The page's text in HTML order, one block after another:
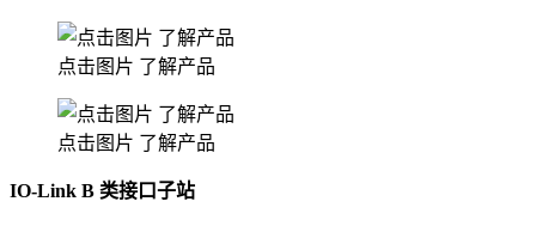
点击图片 了解产品
点击图片 了解产品
IO-Link B 类接口子站